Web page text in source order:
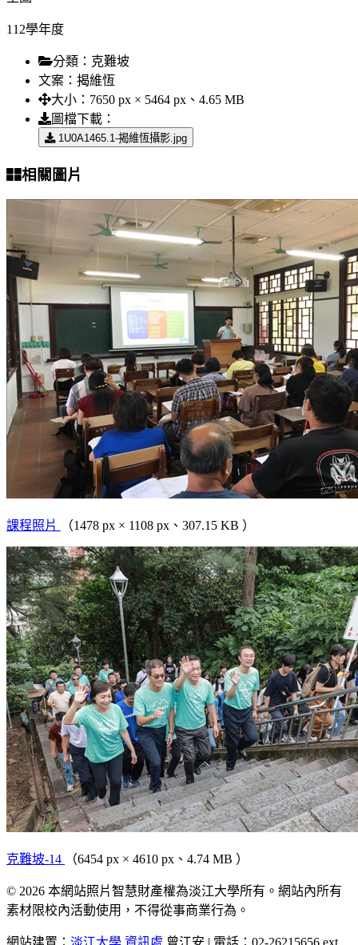
112學年度
分類： 克難坡
文案： 揭維恆
大小： 7650 px × 5464 px、4.65 MB
圖檔下載：
1U0A1465.1-揭維恆攝影.jpg
相關圖片
課程照片 （1478 px × 1108 px、307.15 KB ）
克難坡-14 （6454 px × 4610 px、4.74 MB ）
© 2026 本網站照片智慧財產權為淡江大學所有。網站內所有
素材限校內活動使用，不得從事商業行為。
網站建置： 淡江大學 資訊處 曾江安 | 電話：02-26215656 ext